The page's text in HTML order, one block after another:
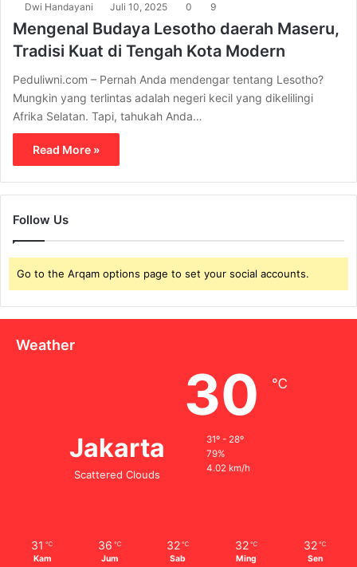
Dwi Handayani Juli 10, 2025 0 9
Mengenal Budaya Lesotho daerah Maseru,
Tradisi Kuat di Tengah Kota Modern
Peduliwni.com – Pernah Anda mendengar tentang Lesotho?
Mungkin yang terlintas adalah negeri kecil yang dikelilingi
Afrika Selatan. Tapi, tahukah Anda…
Read More »
Follow Us
Go to the Arqam options page to set your social accounts.
Weather
Jakarta
Scattered Clouds
30 ℃
31º - 28º
79%
4.02 km/h
31 ℃
Kam
36 ℃
Jum
32 ℃
Sab
32 ℃
Ming
32 ℃
Sen